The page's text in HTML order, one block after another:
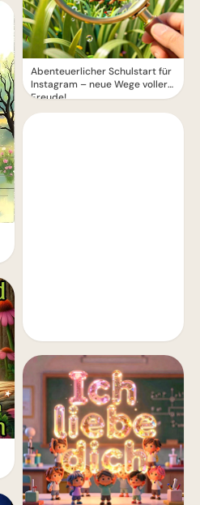
Abenteuerlicher Schulstart für
Instagram – neue Wege voller
Freude!